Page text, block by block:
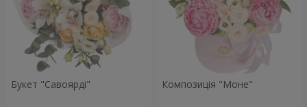
Букет "Савоярді" Композиція "Моне"